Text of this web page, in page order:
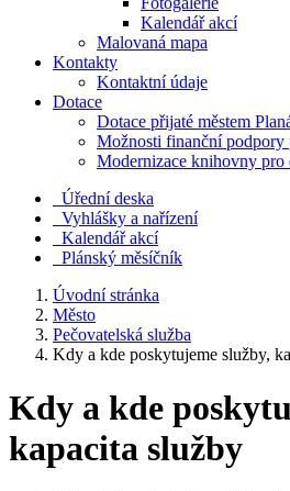
Kalendář akcí
Malovaná mapa
Kontakty
Kontaktní údaje
Dotace
Dotace přijaté městem
Možnosti finanční podpory
Modernizace knihovny pro
Úřední deska
Vyhlášky a nařízení
Kalendář akcí
Plánský měsíčník
Úvodní stránka
Město
Pečovatelská služba
Kdy a kde poskytujeme služby,
Kdy a kde
kapacita služby